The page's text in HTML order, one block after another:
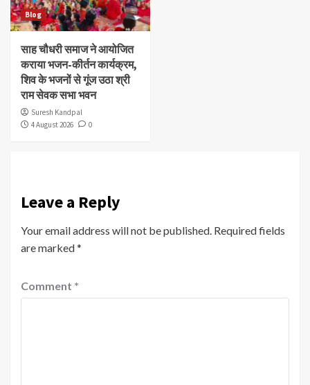
Blog
साह चौधरी समाज ने आयोजित
कराया भजन-कीर्तन कार्यक्रम,
शिव के भजनों से गूंज उठा श्री
राम सेवक सभा भवन
Suresh Kandpal
4 August 2026
0
Leave a Reply
Your email address will not be published. Required fields
are marked*
Comment *